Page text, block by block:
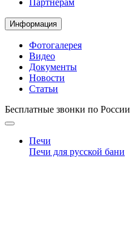
Информация
Фотогалерея
Видео
Документы
Новости
Статьи
Бесплатные звонки по России
Печи
Печи для русской бани